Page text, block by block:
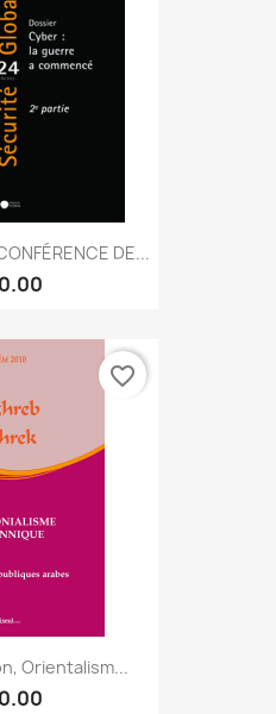
DE...
Orientalism...
favorite_border